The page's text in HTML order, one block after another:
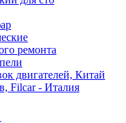
ремонта
двигателей, Китай
Filcar - Италия